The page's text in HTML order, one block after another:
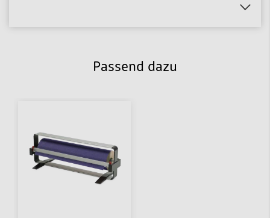
Passend dazu